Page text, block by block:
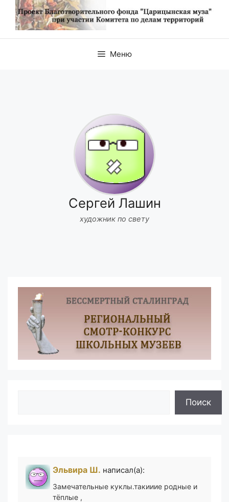
Меню
Сергей Лашин
художник по свету
Поиск
Эльвира Ш. написал(а):
Замечательные куклы.такииие родные и
тёплые ,